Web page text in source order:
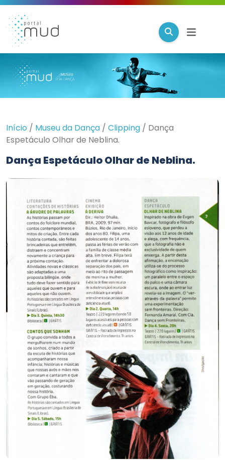
Início / Museu da Dança / Clipping / Dança
Espetáculo Olhar de Neblina.
Dança Espetáculo Olhar de Neblina.